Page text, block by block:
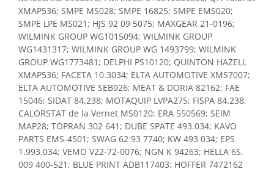
XMAP536; SMPE MS028; SMPE 16825; SMPE EMS020;
SMPE LPE MS021; HJS 92 09 5075; MAXGEAR 21-0196;
WILMINK GROUP WG1015094; WILMINK GROUP
WG1431317; WILMINK GROUP WG 1493799; WILMINK
GROUP WG1773481; DELPHI PS10120; QUINTON HAZELL
XMAP536; FACETA 10.3034; ELTA AUTOMOTIVE XMS7007;
ELTA AUTOMOTIVE SEB926; MEAT & DORIA 82162; FAE
15046; SIDAT 84.238; MOTAQUIP LVPA275; FISPA 84.238;
CALORSTAT de la Vernet MS0120; ERA 550569; SEIM
MAP28; TOPRAN 302 641; DUBE SPATE 493.034; KAVO
PARTS EMS-4501; SWAG 62 93 7740; KW 493 034; EPS
1.993.034; VEMO V22-72-0076; NGN K 94263; HELLA 6S.
009 400-521; BLUE PRINT ADB117403; HOFFER 7472162